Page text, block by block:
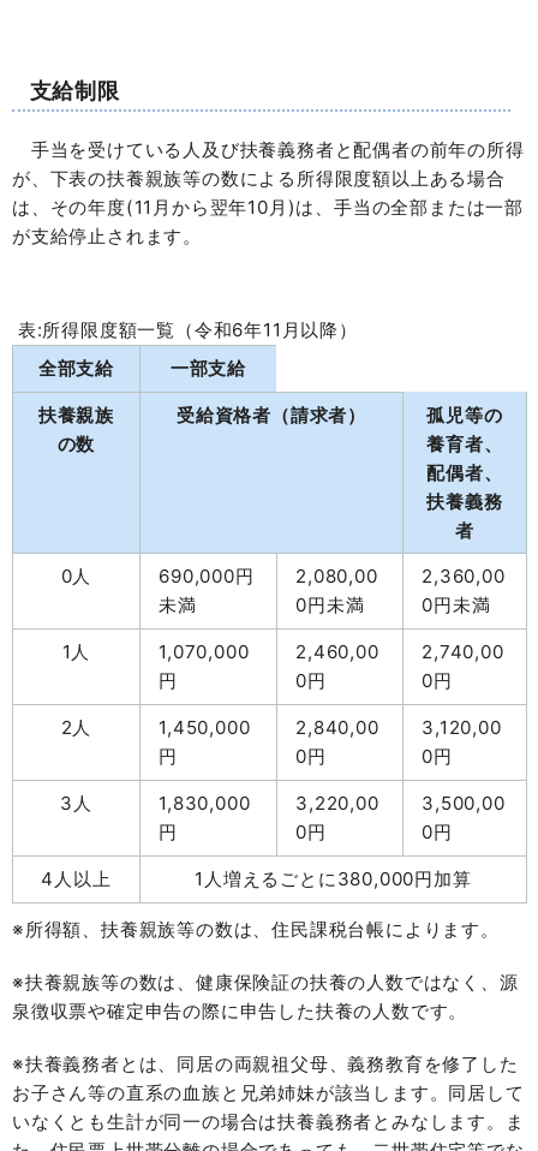
支給制限
手当を受けている人及び扶養義務者と配偶者の前年の所得
が、下表の扶養親族等の数による所得限度額以上ある場合
は、その年度(11月から翌年10月)は、手当の全部または一部
が支給停止されます。
表:所得限度額一覧（令和6年11月以降）
全部支給
一部支給
扶養親族
の数
受給資格者（請求者）
孤児等の
養育者、
配偶者、
扶養義務
者
0人
690,000円
未満
2,080,00
0円未満
2,360,00
0円未満
1人
1,070,000
円
2,460,00
0円
2,740,00
0円
2人
1,450,000
円
2,840,00
0円
3,120,00
0円
3人
1,830,000
円
3,220,00
0円
3,500,00
0円
4人以上 1人増えるごとに380,000円加算
※所得額、扶養親族等の数は、住民課税台帳によります。
※扶養親族等の数は、健康保険証の扶養の人数ではなく、源
泉徴収票や確定申告の際に申告した扶養の人数です。
※扶養義務者とは、同居の両親祖父母、義務教育を修了した
お子さん等の直系の血族と兄弟姉妹が該当します。同居して
いなくとも生計が同一の場合は扶養義務者とみなします。ま